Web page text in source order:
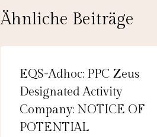
Ähnliche Beiträge
EQS-Adhoc: PPC Zeus
Designated Activity
Company: NOTICE OF
POTENTIAL